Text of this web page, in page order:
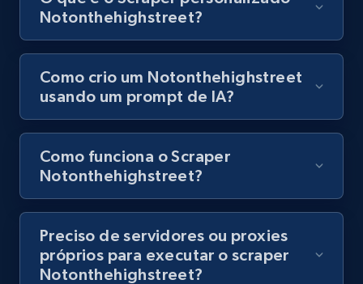
URL, Title, Youtuber, Youtuber md5, Video url,
Video length, Likes, Views, and more.
8.1K+ 716+ Comece grátis
Youtube - Videos posts - Discovery records
by Explore page URL
URL, Title, Youtuber, Youtuber md5, Video url,
Video length, Likes, Views, and more.
8.1K+ 716+ Comece grátis
Notonthehighstreet?
Como crio um Notonthehighstreet
usando um prompt de IA?
Como funciona o Scraper
Notonthehighstreet?
Preciso de servidores ou proxies
próprios para executar o scraper
Notonthehighstreet?